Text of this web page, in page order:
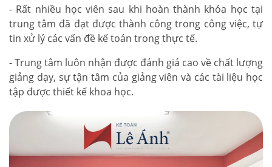
- Rất nhiều học viên sau khi hoàn thành khóa học tại
trung tâm đã đạt được thành công trong công việc, tự
tin xử lý các vấn đề kế toán trong thực tế.
- Trung tâm luôn nhận được đánh giá cao về chất lượng
giảng dạy, sự tận tâm của giảng viên và các tài liệu học
tập được thiết kế khoa học.